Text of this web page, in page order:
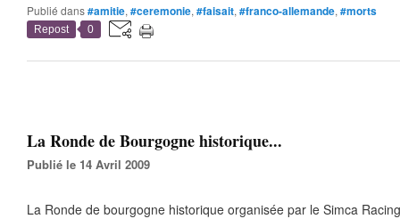
Publié dans#amitie, #ceremonie, #faisait, #franco-allemande, #morts
Repost 0
La Ronde de Bourgogne historique...
Publié le 14 Avril 2009
La Ronde de bourgogne historique organisée par le Simca